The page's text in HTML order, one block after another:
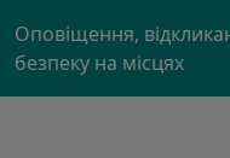
Оповіщення,
безпеку на місцях